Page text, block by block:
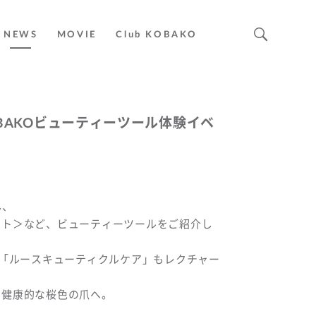
NEWS MOVIE Club KOBAKO
ビューティーツール体験イベ
＞など、ビューティーツールをご紹介し
ルースキューティクルケア」もレクチャー
康的な桜色の爪へ。